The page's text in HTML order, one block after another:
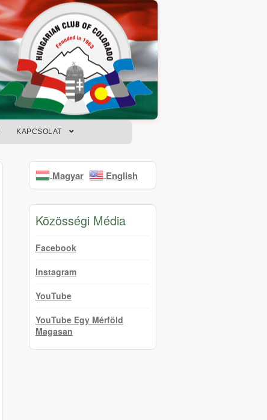
KAPCSOLAT
Magyar English
Közösségi Média
Facebook
Instagram
YouTube
YouTube Egy Mérföld
Magasan